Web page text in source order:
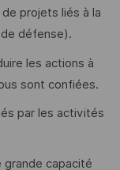
projets liés à la
défense).
les actions à
sont confiées.
par les activités
grande capacité